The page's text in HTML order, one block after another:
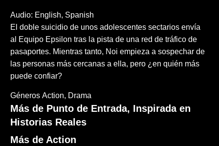
Audio: English, Spanish
El doble suicidio de unos adolescentes sectarios envía
al Equipo Epsilon tras la pista de una red de tráfico de
pasaportes. Mientras tanto, Noi empieza a sospechar de
las personas más cercanas a ella, pero ¿en quién más
puede confiar?
Géneros Action Drama
Más de Punto de Entrada, Inspirada en
Historias Reales
Más de Action